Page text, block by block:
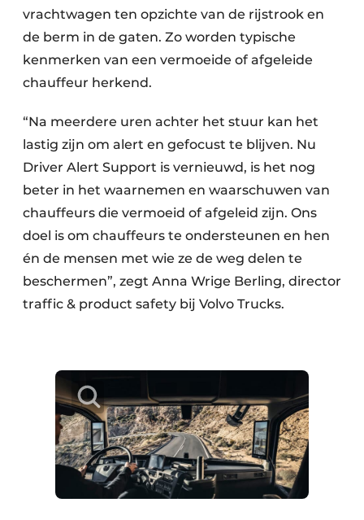
vrachtwagen ten opzichte van de rijstrook en
de berm in de gaten. Zo worden typische
kenmerken van een vermoeide of afgeleide
chauffeur herkend.
“Na meerdere uren achter het stuur kan het
lastig zijn om alert en gefocust te blijven. Nu
Driver Alert Support is vernieuwd, is het nog
beter in het waarnemen en waarschuwen van
chauffeurs die vermoeid of afgeleid zijn. Ons
doel is om chauffeurs te ondersteunen en hen
én de mensen met wie ze de weg delen te
beschermen”, zegt Anna Wrige Berling, director
traffic & product safety bij Volvo Trucks.